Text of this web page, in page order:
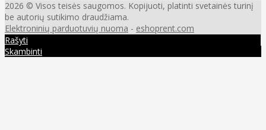
2026 © Visos teisės saugomos. Kopijuoti, platinti svetainės turinį
be autorių sutikimo draudžiama.
Elektroninių parduotuvių nuoma - eshoprent.com
Rašyti
Skambinti